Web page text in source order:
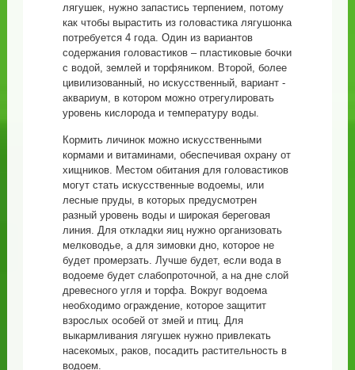
лягушек, нужно запастись терпением, потому
как чтобы вырастить из головастика лягушонка
потребуется 4 года. Один из вариантов
содержания головастиков – пластиковые бочки
с водой, землей и торфяником. Второй, более
цивилизованный, но искусственный, вариант -
аквариум, в котором можно отрегулировать
уровень кислорода и температуру воды.
Кормить личинок можно искусственными
кормами и витаминами, обеспечивая охрану от
хищников. Местом обитания для головастиков
могут стать искусственные водоемы, или
лесные пруды, в которых предусмотрен
разный уровень воды и широкая береговая
линия. Для откладки яиц нужно организовать
мелководье, а для зимовки дно, которое не
будет промерзать. Лучше будет, если вода в
водоеме будет слабопроточной, а на дне слой
древесного угля и торфа. Вокруг водоема
необходимо ограждение, которое защитит
взрослых особей от змей и птиц. Для
выкармливания лягушек нужно привлекать
насекомых, раков, посадить растительность в
водоем.